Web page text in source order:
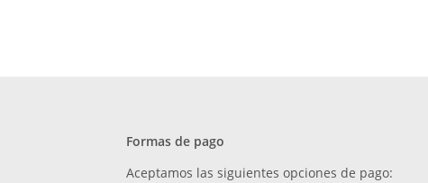
Formas de pago
Aceptamos las siguientes opciones de pago: